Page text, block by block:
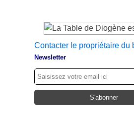
Contacter le propriétaire du
Newsletter